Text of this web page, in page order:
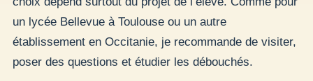
un lycée Bellevue à Toulouse ou un autre
établissement en Occitanie, je recommande de visiter,
poser des questions et étudier les débouchés.